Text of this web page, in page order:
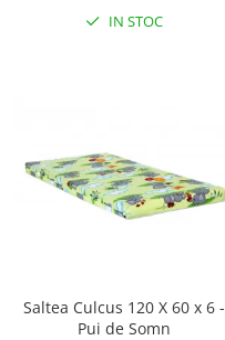
IN STOC
Saltea Culcus 120 X 60 x 6 -
Pui de Somn